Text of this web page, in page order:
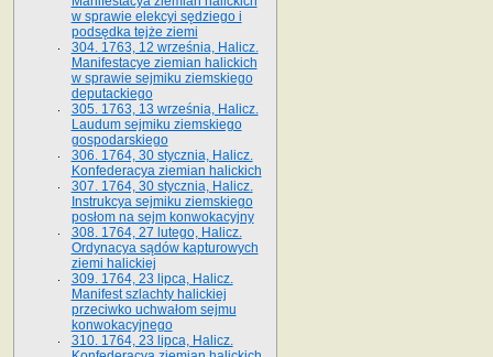
w sprawie elekcyi sędziego i
podsędka tejże ziemi
304. 1763, 12 września, Halicz.
Manifestacye ziemian halickich
w sprawie sejmiku ziemskiego
deputackiego
305. 1763, 13 września, Halicz.
Laudum sejmiku ziemskiego
gospodarskiego
306. 1764, 30 stycznia, Halicz.
Konfederacya ziemian halickich
307. 1764, 30 stycznia, Halicz.
Instrukcya sejmiku ziemskiego
posłom na sejm konwokacyjny
308. 1764, 27 lutego, Halicz.
Ordynacya sądów kapturowych
ziemi halickiej
309. 1764, 23 lipca, Halicz.
Manifest szlachty halickiej
przeciwko uchwałom sejmu
konwokacyjnego
310. 1764, 23 lipca, Halicz.